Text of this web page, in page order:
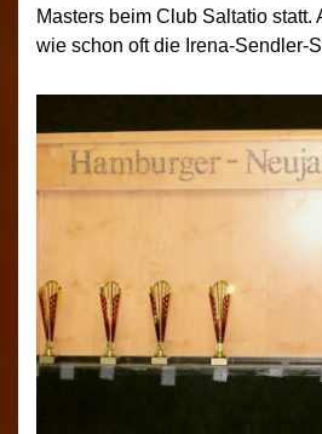
Masters beim Club Saltatio statt.
wie schon oft die Irena-Sendler-